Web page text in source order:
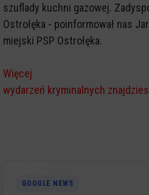
szuflady kuchni gazowej.
Ostrołęka - poinformował nas
miejski PSP Ostrołęka.
Więcej
wydarzeń kryminalnych
GOOGLE NEWS